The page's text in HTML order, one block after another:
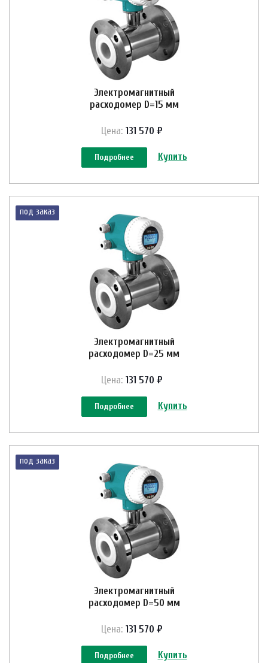
Электромагнитный
расходомер D=15 мм
Цена: 131 570 ₽
Подробнее Купить
под заказ
Электромагнитный
расходомер D=25 мм
Цена: 131 570 ₽
Подробнее Купить
под заказ
Электромагнитный
расходомер D=50 мм
Цена: 131 570 ₽
Подробнее Купить